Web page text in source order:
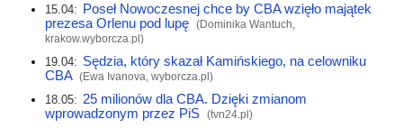
15.04: Poseł Nowoczesnej chce by CBA wzięło majątek
prezesa Orlenu pod lupę (Dominika Wantuch,
krakow.wyborcza.pl)
19.04: Sędzia, który skazał Kamińskiego, na celowniku
CBA (Ewa Ivanova, wyborcza.pl)
18.05: 25 milionów dla CBA. Dzięki zmianom
wprowadzonym przez PiS (tvn24.pl)